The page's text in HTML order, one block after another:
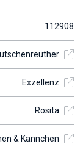
112908
Exzellenz
Rosita
& Kännchen